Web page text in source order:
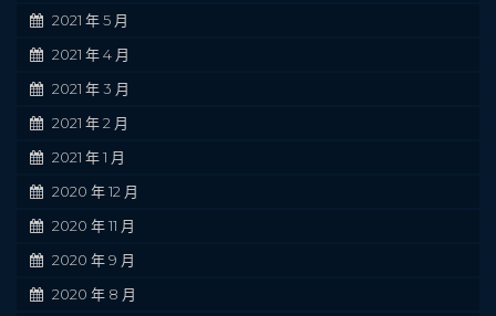
2021 年 5 月
2021 年 4 月
2021 年 3 月
2021 年 2 月
2021 年 1 月
2020 年 12 月
2020 年 11 月
2020 年 9 月
2020 年 8 月